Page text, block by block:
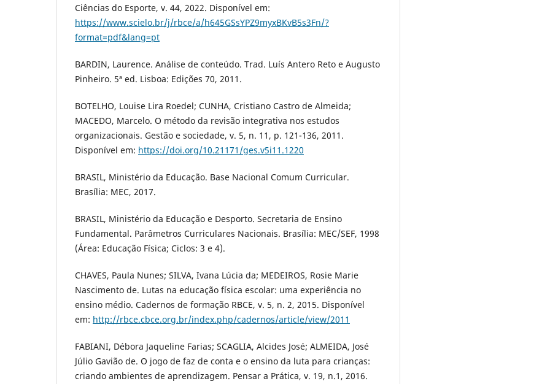
Ciências do Esporte, v. 44, 2022. Disponível em:
https://www.scielo.br/j/rbce/a/h645GSsYPZ9myxBKvB5s3Fn/?
format=pdf&lang=pt
BARDIN, Laurence. Análise de conteúdo. Trad. Luís Antero Reto e Augusto
Pinheiro. 5ª ed. Lisboa: Edições 70, 2011.
BOTELHO, Louise Lira Roedel; CUNHA, Cristiano Castro de Almeida;
MACEDO, Marcelo. O método da revisão integrativa nos estudos
organizacionais. Gestão e sociedade, v. 5, n. 11, p. 121-136, 2011.
Disponível em: https://doi.org/10.21171/ges.v5i11.1220
BRASIL, Ministério da Educação. Base Nacional Comum Curricular.
Brasília: MEC, 2017.
BRASIL, Ministério da Educação e Desporto. Secretaria de Ensino
Fundamental. Parâmetros Curriculares Nacionais. Brasília: MEC/SEF, 1998
(Área: Educação Física; Ciclos: 3 e 4).
CHAVES, Paula Nunes; SILVA, Ivana Lúcia da; MEDEIROS, Rosie Marie
Nascimento de. Lutas na educação física escolar: uma experiência no
ensino médio. Cadernos de formação RBCE, v. 5, n. 2, 2015. Disponível
em: http://rbce.cbce.org.br/index.php/cadernos/article/view/2011
FABIANI, Débora Jaqueline Farias; SCAGLIA, Alcides José; ALMEIDA, José
Júlio Gavião de. O jogo de faz de conta e o ensino da luta para crianças:
criando ambientes de aprendizagem. Pensar a Prática, v. 19, n.1, 2016.